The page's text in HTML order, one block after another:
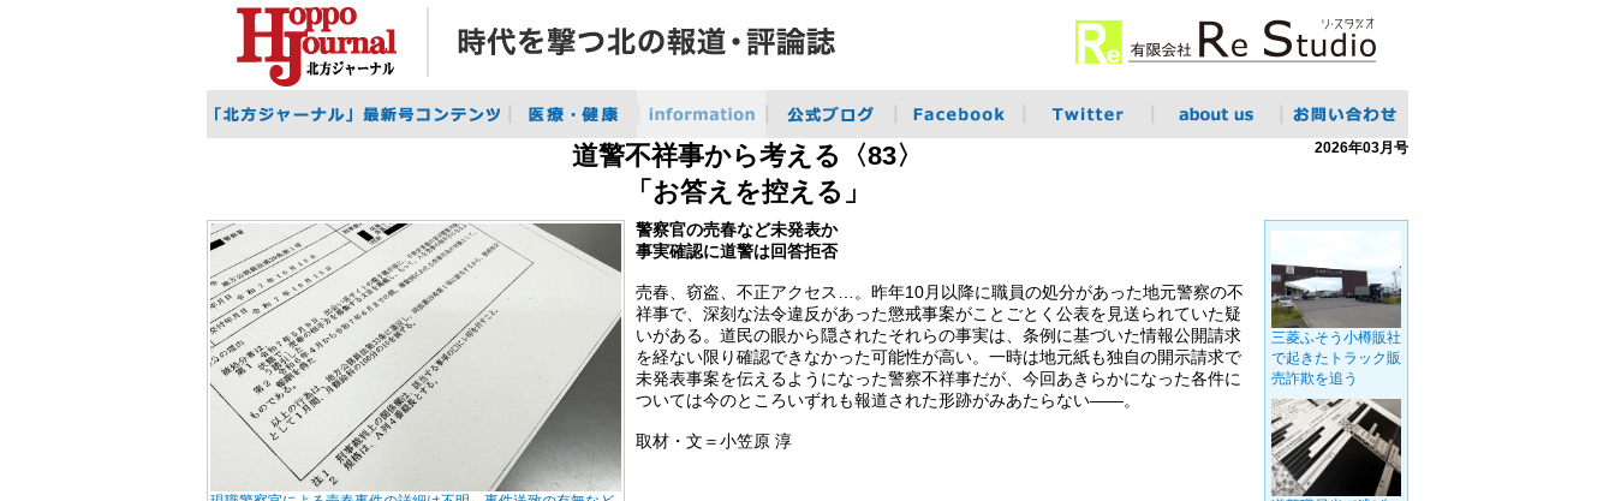
道警不祥事から考える〈83〉
「お答えを控える」
2026年03月号
警察官の売春など未発表か
事実確認に道警は回答拒否
売春、窃盗、不正アクセス…。昨年10月以降に職員の処分があった地元警察の不
祥事で、深刻な法令違反があった懲戒事案がことごとく公表を見送られていた疑
いがある。道民の眼から隠されたそれらの事実は、条例に基づいた情報公開請求
を経ない限り確認できなかった可能性が高い。一時は地元紙も独自の開示請求で
未発表事案を伝えるようになった警察不祥事だが、今回あきらかになった各件に
ついては今のところいずれも報道された形跡がみあたらない――。
取材・文＝小笠原 淳
三菱ふそう小樽販社
で起きたトラック販
売詐欺を追う